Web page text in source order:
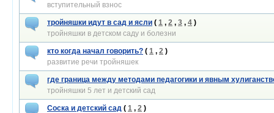
вступительный взнос
тройняшки идут в сад и ясли ( 1 , 2 , 3 , 4 )
тройняшки в детском саду и болезни
кто когда начал говорить? ( 1 , 2 )
развитие речи тройняшек
где граница между методами педагогики и явным
тройняшки 5 лет и детский сад
Соска и детский сад ( 1 , 2 )